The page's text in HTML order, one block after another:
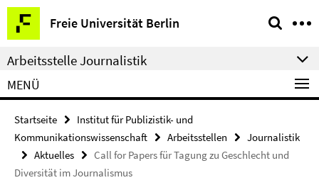
Springe
direkt
zu
Inhalt
Freie Universität Berlin
Service-
Navigation
Arbeitsstelle Journalistik
MENÜ
Startseite
Institut für Publizistik- und
Kommunikationswissenschaft
Arbeitsstellen
Journalistik
Aktuelles
Call for Papers für Tagung zu Geschlecht und
Diversität im Journalismus